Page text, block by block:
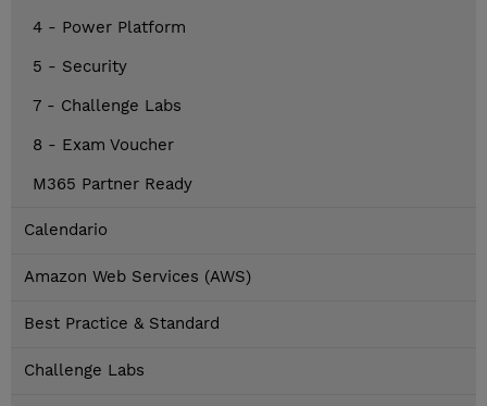
4 - Power Platform
5 - Security
7 - Challenge Labs
8 - Exam Voucher
M365 Partner Ready
Calendario
Amazon Web Services (AWS)
Best Practice & Standard
Challenge Labs